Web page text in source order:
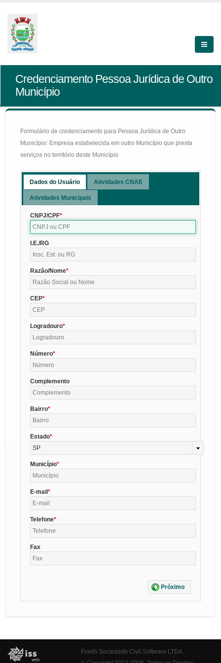
Credenciamento Pessoa Jurídica de Outro
Município
Formulário de credenciamento para Pessoa Jurídica de Outro
Município: Empresa estabelecida em outro Município que presta
serviços no território deste Município
Dados do Usuário Atividades CNAE
Atividades Municipais
CNPJ/CPF
I.E./RG
Razão/Nome
CEP
Logradouro
Número
Complemento
Bairro
Estado
SP
Município
E-mail
Telefone
Fax
Próximo
Fiorilli Sociedade Civil Software LTDA